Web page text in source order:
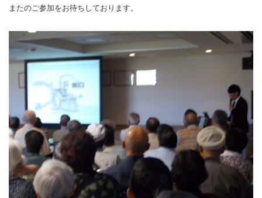
またのご参加をお待ちしております。